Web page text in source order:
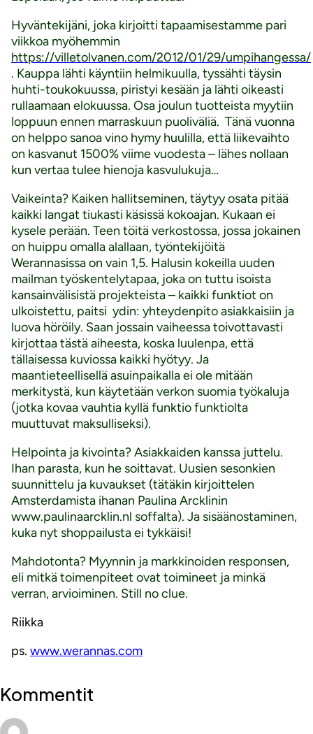
Hyväntekijäni, joka kirjoitti tapaamisestamme pari
viikkoa myöhemmin
https://villetolvanen.com/2012/01/29/umpihangessa/
. Kauppa lähti käyntiin helmikuulla, tyssähti täysin
huhti-toukokuussa, piristyi kesään ja lähti oikeasti
rullaamaan elokuussa. Osa joulun tuotteista myytiin
loppuun ennen marraskuun puoliväliä. Tänä vuonna
on helppo sanoa vino hymy huulilla, että liikevaihto
on kasvanut 1500% viime vuodesta – lähes nollaan
kun vertaa tulee hienoja kasvulukuja…
Vaikeinta? Kaiken hallitseminen, täytyy osata pitää
kaikki langat tiukasti käsissä kokoajan. Kukaan ei
kysele perään. Teen töitä verkostossa, jossa jokainen
on huippu omalla alallaan, työntekijöitä
Werannasissa on vain 1,5. Halusin kokeilla uuden
mailman työskentelytapaa, joka on tuttu isoista
kansainvälisistä projekteista – kaikki funktiot on
ulkoistettu, paitsi ydin: yhteydenpito asiakkaisiin ja
luova höröily. Saan jossain vaiheessa toivottavasti
kirjottaa tästä aiheesta, koska luulenpa, että
tällaisessa kuviossa kaikki hyötyy. Ja
maantieteellisellä asuinpaikalla ei ole mitään
merkitystä, kun käytetään verkon suomia työkaluja
(jotka kovaa vauhtia kyllä funktio funktiolta
muuttuvat maksulliseksi).
Helpointa ja kivointa? Asiakkaiden kanssa juttelu.
Ihan parasta, kun he soittavat. Uusien sesonkien
suunnittelu ja kuvaukset (tätäkin kirjoittelen
Amsterdamista ihanan Paulina Arcklinin
www.paulinaarcklin.nl soffalta). Ja sisäänostaminen,
kuka nyt shoppailusta ei tykkäisi!
Mahdotonta? Myynnin ja markkinoiden responsen,
eli mitkä toimenpiteet ovat toimineet ja minkä
verran, arvioiminen. Still no clue.
Riikka
ps. www.werannas.com
Kommentit